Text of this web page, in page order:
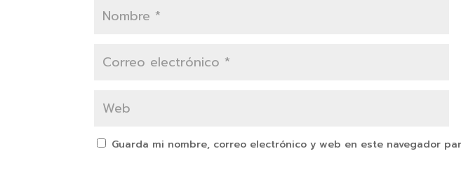
Guarda mi nombre, correo electrónico y web en este navegador